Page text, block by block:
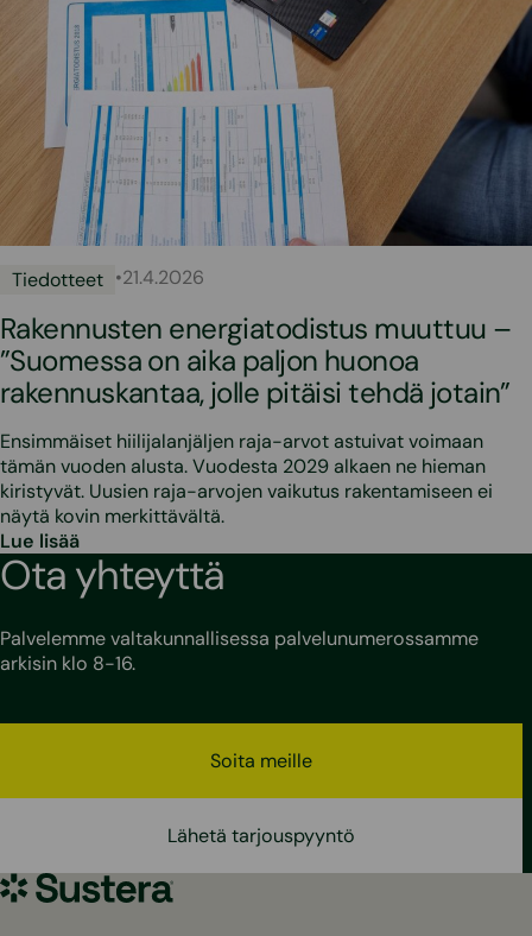
Tiedotteet •21.4.2026
Rakennusten energiatodistus muuttuu –
”Suomessa on aika paljon huonoa
rakennuskantaa, jolle pitäisi tehdä jotain”
Ensimmäiset hiilijalanjäljen raja-arvot astuivat voimaan
tämän vuoden alusta. Vuodesta 2029 alkaen ne hieman
kiristyvät. Uusien raja-arvojen vaikutus rakentamiseen ei
näytä kovin merkittävältä.
Lue lisää
Ota yhteyttä
Palvelemme valtakunnallisessa palvelunumerossamme
arkisin klo 8-16.
Soita meille
Lähetä tarjouspyyntö
Sustera